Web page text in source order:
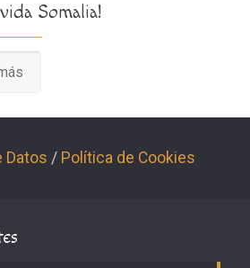
Somalia!
Datos / Política de Cookies